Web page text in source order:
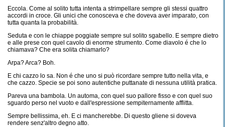
Eccola. Come al solito tutta intenta a strimpellare sempre gli stessi quattro
accordi in croce. Gli unici che conosceva e che doveva aver imparato, con
tutta quanta la probabilità.
Seduta e con le chiappe poggiate sempre sul solito sgabello. E sempre dietro
e alle prese con quel cavolo di enorme strumento. Come diavolo é che lo
chiamava? Che era solita chiamarlo?
Arpa? Arca? Boh.
E chi cazzo lo sa. Non é che uno si può ricordare sempre tutto nella vita, e
che cazzo. Specie se poi sono autentiche puttanate di nessuna utilità pratica.
Pareva una bambola. Un automa, con quel suo pallore fisso e con quel suo
sguardo perso nel vuoto e dall'espressione sempiternamente afflitta.
Sempre bellissima, eh. E ci mancherebbe. Di questo gliene si doveva
rendere senz'altro degno atto.